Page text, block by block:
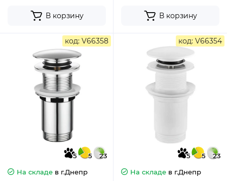
В корзину В корзину
код: V66358
5 5
23
На складе в г.Днепр
код: V66354
5 5
23
На складе в г.Днепр